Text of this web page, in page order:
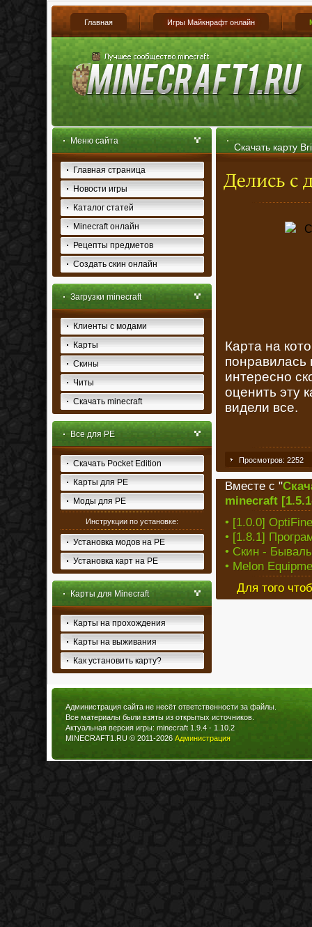
Главная Игры Майкнрафт онлайн
Меню сайта
Главная страница
Новости игры
Каталог статей
Minecraft онлайн
Рецепты предметов
Создать скин онлайн
Загрузки minecraft
Клиенты с модами
Карты
Скины
Читы
Скачать minecraft
Все для PE
Скачать Pocket Edition
Карты для PE
Моды для PE
Инструкции по установке:
Установка модов на PE
Установка карт на PE
Карты для Minecraft
Карты на прохождения
Карты на выживания
Как установить карту?
Скачать карту
[1.5.1-1.4.7]
Карта на
понравилась
интересно
оценить эту
видели все.
Просмотров: 2252
Вместе с "
minecraft
• [1.0.0]
• [1.8.1]
• Скин -
• Melon
Для того
Администрация сайта не несёт ответственности за файлы.
Все материалы были взяты из открытых источников.
Актуальная версия игры: minecraft 1.9.4 - 1.10.2
MINECRAFT1.RU © 2011-2026 Администрация